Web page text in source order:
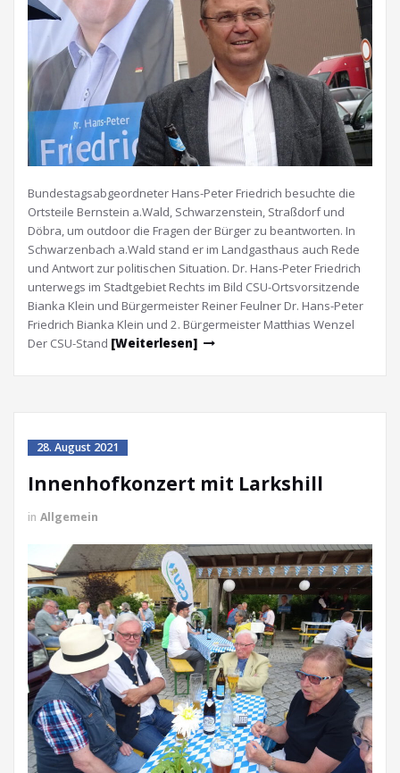
Bundestagsabgeordneter Hans-Peter Friedrich besuchte die
Ortsteile Bernstein a.Wald, Schwarzenstein, Straßdorf und
Döbra, um outdoor die Fragen der Bürger zu beantworten. In
Schwarzenbach a.Wald stand er im Landgasthaus auch Rede
und Antwort zur politischen Situation. Dr. Hans-Peter Friedrich
unterwegs im Stadtgebiet Rechts im Bild CSU-Ortsvorsitzende
Bianka Klein und Bürgermeister Reiner Feulner Dr. Hans-Peter
Friedrich Bianka Klein und 2. Bürgermeister Matthias Wenzel
Der CSU-Stand [Weiterlesen]
28. August 2021
Innenhofkonzert mit Larkshill
in Allgemein